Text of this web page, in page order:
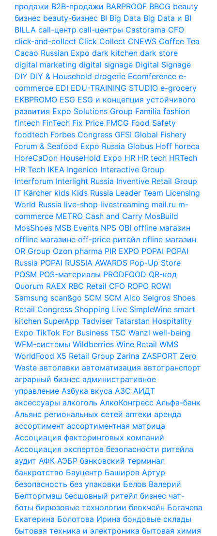
продажи B2B-продажи BARPROOF BBCG beauty
бизнес beauty-бизнес BI Big Data Big Data и BI
BILLA call-центр call-центры Castorama CFO
click-and-collect Click Collect CNEWS Coffee Tea
Cacao Russian Expo dark kitchen dark store
digital marketing digital signage Digital Signage
DIY DIY & Household drogerie Ecomference e-
commerce EDI EDU-TRAINING STUDIO e-grocery
EKBPROMO ESG ESG и концепция устойчивого
развития Expo Solutions Group Familia fashion
fintech FinTech Fix Price FMCG Food Safety
foodtech Forbes Congress GFSI Global Fishery
Forum & Seafood Expo Russia Globus Hoff horeca
HoreCaDon HouseHold Expo HR HR tech HRTech
HR Tech IKEA Ingenico Interactive Group
Interforum Interlight Russia Inventive Retail Group
IT Kärcher kids Kids Russia Leader Team Licensing
World Russia live-shop livestreaming mail.ru m-
commerce METRO Cash and Carry MosBuild
MosShoes MSB Events NPS OBI offline магазин
offline магазине off-price ритейл ofline магазин
OR Group Ozon pharma PIR EXPO POPAI POPAI
Russia POPAI RUSSIA AWARDS Pop-Up Store
POSM POS-материалы PRODFOOD QR-код
Quorum RAEX RBC Retail CFO ROPO ROWI
Samsung scan&go SCM SCM Alco Selgros Shoes
Retail Congress Shopping Live SimpleWine smart
kitchen SuperApp Tadviser Tatarstan Hospitality
Expo TikTok For Business TSC Wanzl well-being
WFM-системы Wildberries Wine Retail WMS
WorldFood X5 Retail Group Zarina ZASPORT Zero
Waste автолавки автоматизация автотранспорт
аграрный бизнес административное
управление Азбука вкуса АЗС АИДТ
аксессуары алкоголь АлкоКонгресс Альфа-банк
Альянс региональных сетей аптеки аренда
ассортимент ассортиментная матрица
Ассоциация факторинговых компаний
Ассоциация экспертов безопасности ритейла
аудит АФК АЭБР банковский терминал
банкротство Бауцентр Баширов Артур
безопасность без упаковки Белов Валерий
Белторгмаш бесшовный ритейл бизнес чат-
боты бирюзовые технологии блокчейн Богачева
Екатерина Болотова Ирина бондовые склады
бытовая техника и электроника бытовая химия